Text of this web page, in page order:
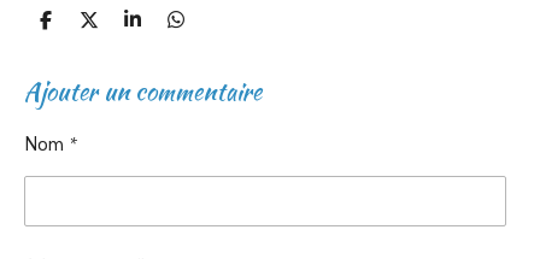
P
t
a
e
P
t
a
P
t
a
P
t
a
Ajouter un commentaire
Nom *